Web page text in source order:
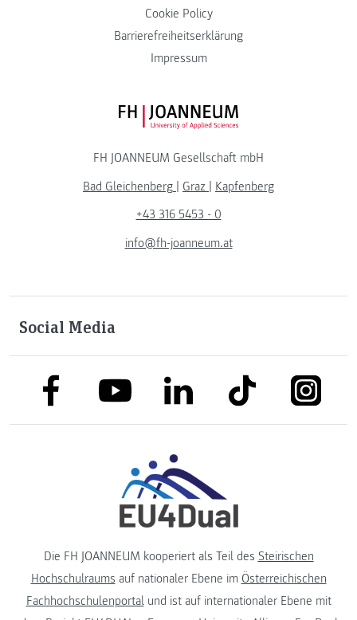
Cookie Policy
Barrierefreiheitserklärung
Impressum
FH JOANNEUM Logo
FH JOANNEUM Gesellschaft mbH
Bad Gleichenberg | Graz | Kapfenberg
+43 316 5453 - 0
info@fh-joanneum.at
Social Media
link to facebooklink to youtubelink to linkedinlink to tiktok link to
Die FH JOANNEUM kooperiert als Teil des Steirischen
Hochschulraums auf nationaler Ebene im Österreichischen
Fachhochschulenportalund ist auf internationaler Ebene mit